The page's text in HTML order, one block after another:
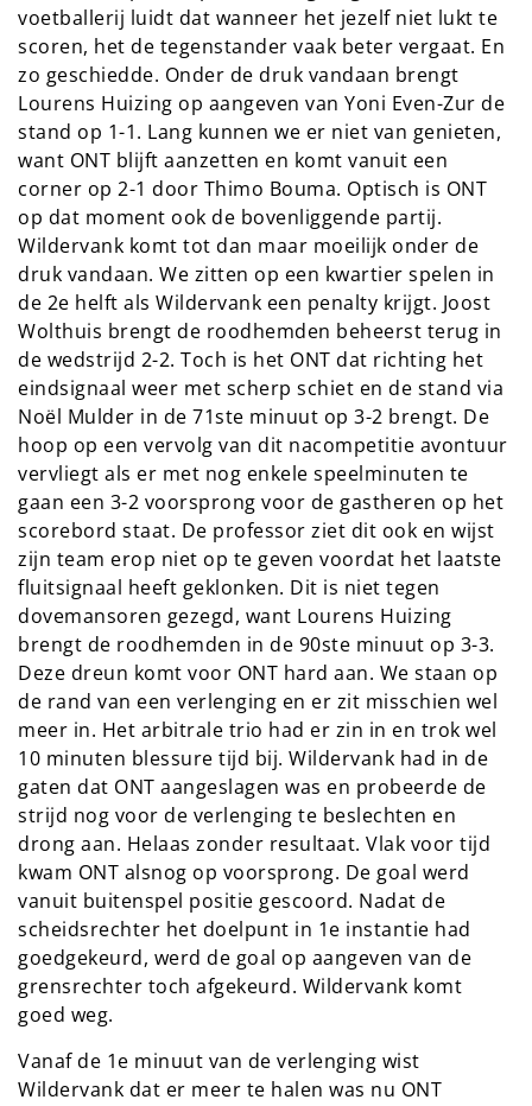
voetballerij luidt dat wanneer het jezelf niet lukt te
scoren, het de tegenstander vaak beter vergaat. En
zo geschiedde. Onder de druk vandaan brengt
Lourens Huizing op aangeven van Yoni Even-Zur de
stand op 1-1. Lang kunnen we er niet van genieten,
want ONT blijft aanzetten en komt vanuit een
corner op 2-1 door Thimo Bouma. Optisch is ONT
op dat moment ook de bovenliggende partij.
Wildervank komt tot dan maar moeilijk onder de
druk vandaan. We zitten op een kwartier spelen in
de 2e helft als Wildervank een penalty krijgt. Joost
Wolthuis brengt de roodhemden beheerst terug in
de wedstrijd 2-2. Toch is het ONT dat richting het
eindsignaal weer met scherp schiet en de stand via
Noël Mulder in de 71ste minuut op 3-2 brengt. De
hoop op een vervolg van dit nacompetitie avontuur
vervliegt als er met nog enkele speelminuten te
gaan een 3-2 voorsprong voor de gastheren op het
scorebord staat. De professor ziet dit ook en wijst
zijn team erop niet op te geven voordat het laatste
fluitsignaal heeft geklonken. Dit is niet tegen
dovemansoren gezegd, want Lourens Huizing
brengt de roodhemden in de 90ste minuut op 3-3.
Deze dreun komt voor ONT hard aan. We staan op
de rand van een verlenging en er zit misschien wel
meer in. Het arbitrale trio had er zin in en trok wel
10 minuten blessure tijd bij. Wildervank had in de
gaten dat ONT aangeslagen was en probeerde de
strijd nog voor de verlenging te beslechten en
drong aan. Helaas zonder resultaat. Vlak voor tijd
kwam ONT alsnog op voorsprong. De goal werd
vanuit buitenspel positie gescoord. Nadat de
scheidsrechter het doelpunt in 1e instantie had
goedgekeurd, werd de goal op aangeven van de
grensrechter toch afgekeurd. Wildervank komt
goed weg.
Vanaf de 1e minuut van de verlenging wist
Wildervank dat er meer te halen was nu ONT